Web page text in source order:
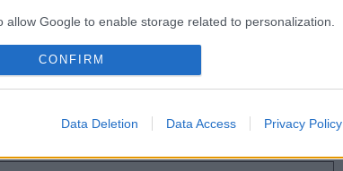
allow Google to enable storage related to personalization.
allow Google to enable storage related to security, including
CONFIRM
Data Deletion Data Access Privacy Policy
reestablecido de los problemas físicos que
ser titular en el debut liguero de los granotas en
Malsa. La temporada pasada jugó 21 partidos
actual es de 810.000 €.